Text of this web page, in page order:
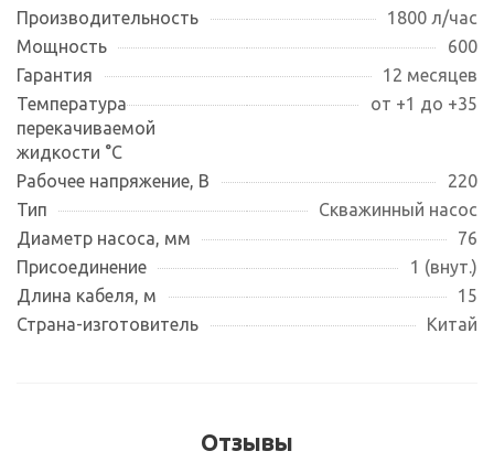
Производительность
1800 л/час
Мощность
600
Гарантия
12 месяцев
Температура
перекачиваемой
жидкости °С
от +1 до +35
Рабочее напряжение, В
220
Тип
Скважинный насос
Диаметр насоса, мм
76
Присоединение
1 (внут.)
Длина кабеля, м
15
Страна-изготовитель
Китай
Отзывы